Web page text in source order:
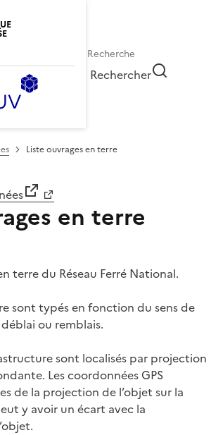
Rechercher
Liste ouvrages en terre
en terre
terre du Réseau Ferré National.
sont typés en fonction du sens de
ou remblais.
sont localisés par projection
Les coordonnées GPS
de la projection de l’objet sur la
y avoir un écart avec la